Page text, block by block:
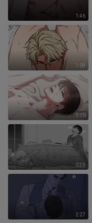
1:46
1:09
1:10
0:35
2:27